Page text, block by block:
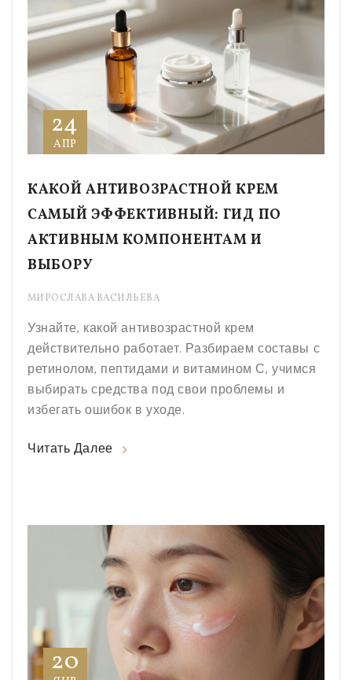
24
АПР
КАКОЙ АНТИВОЗРАСТНОЙ КРЕМ
САМЫЙ ЭФФЕКТИВНЫЙ: ГИД ПО
АКТИВНЫМ КОМПОНЕНТАМ И
ВЫБОРУ
МИРОСЛАВА ВАСИЛЬЕВА
Узнайте, какой антивозрастной крем
действительно работает. Разбираем составы с
ретинолом, пептидами и витамином С, учимся
выбирать средства под свои проблемы и
избегать ошибок в уходе.
Читать Далее
20